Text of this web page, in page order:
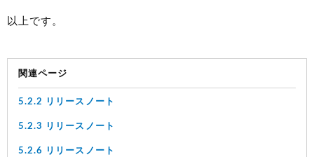
以上です。
関連ページ
5.2.2 リリースノート
5.2.3 リリースノート
5.2.6 リリースノート